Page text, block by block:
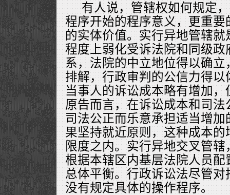
有人说，管辖权如何规定
程序开始的程序意义，更重
的实体价值。实行异地管辖
程度上弱化受诉法院和同级
系，法院的中立地位得以确
排解，行政审判的公信力得
当事人的诉讼成本略有增加
原告而言，在诉讼成本和司
司法公正而乐意承担适当增
果坚持就近原则，这种成本
限度之内。实行异地交叉管
根据本辖区内基层法院人员
总体平衡。行政诉讼法尽管
没有规定具体的操作程序。